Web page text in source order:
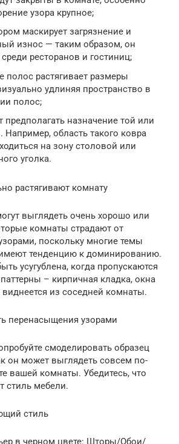
узора крупное;
маскирует загрязнение и
износ — таким образом, он
ресторанов и гостиниц;
полос растягивает размеры
удлиняя пространство в
полос;
предполагать назначение той или
область такого ковра
на зону столовой или
уголка.
растягивают комнату
выглядеть очень хорошо или
комнаты страдают от
поскольку многие темы
тенденцию к доминированию.
усугублена, когда пропускаются
– кирпичная кладка, окна
из соседней комнаты.
перенасыщения узорами
смоделировать образец
он может выглядеть совсем по-
вашей комнаты. Убедитесь, что
стиль мебели.
стиль
в черном цвете: Шторы/Обои/